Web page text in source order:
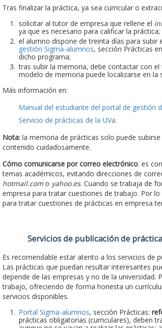
Tras finalizar la práctica, ya sea curricular o
solicitar al tutor de empresa que rellene el
ya que es necesario para calificar la práctica;
el alumno dispone de treinta días para
gestión Sigma-alumnos, sección Prácticas
dicho programa;
tras subir la memoria, debe contactar con
modelo de memoria puede localizarse en la
Más información en:
Manual del estudiante del portal de gestión
Servicio de prácticas de la UVa.
Nota:la memoria de prácticas solo puede
contenido cuidadosamente.
Cómo comunicarse por correo electrónico: es
temas académicos, evitando direcciones de
hotmail.como yahoo.es. Cuando se trabaja de
empresa para tratar cuestiones de trabajo. Por
para tratar cuestiones de prácticas en empresa
Servicios de publicación de
Es recomendable estar atento a los servicios de
Las prácticas que puedan resultar interesantes
depende de las empresas y no de la
trabajo, ofreciendo de forma honesta un
servicios disponibles.
Portal Sigma-alumnos, sección Prácticas:
prácticas obligatorias (curriculares), deben